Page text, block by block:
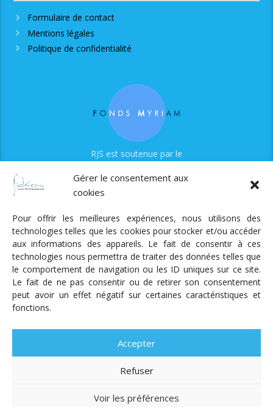
Gérer le consentement aux
cookies
Pour offrir les meilleures expériences, nous utilisons des
technologies telles que les cookies pour stocker et/ou accéder
aux informations des appareils. Le fait de consentir à ces
technologies nous permettra de traiter des données telles que
le comportement de navigation ou les ID uniques sur ce site.
Le fait de ne pas consentir ou de retirer son consentement
peut avoir un effet négatif sur certaines caractéristiques et
fonctions.
Accepter
Refuser
Voir les préférences
Formulaire de contact
Mentions légales
Politique de confidentialité
RJS est soutenue par le
Radio Judaica Strasbourg
Tous droits réservés
RADIO JUDAÏCA
ÉMISSIONS ET GRILLE DES PROGRAMMES
PODCASTS
UN DON
ADHÉRER MENTIONS LÉGALES
RÉAL.